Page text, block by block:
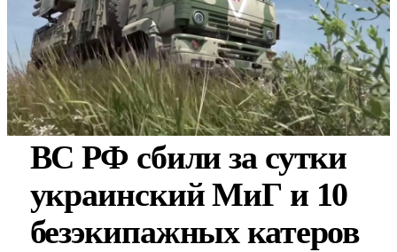
ВС РФ сбили за сутки
украинский МиГ и 10
безэкипажных катеров